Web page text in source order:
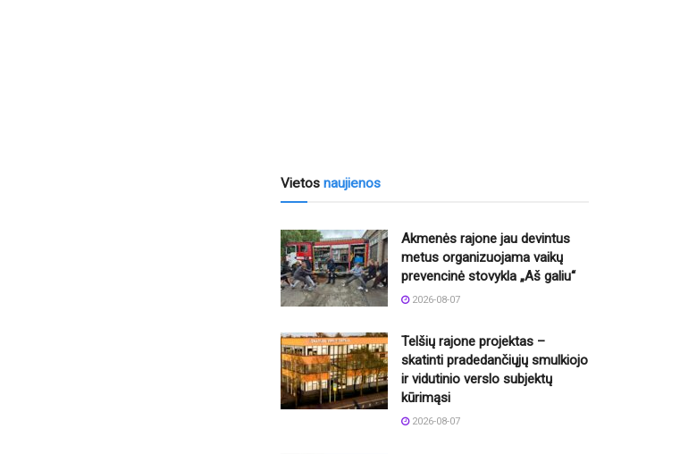
Vietos naujienos
Akmenės rajone jau devintus
metus organizuojama vaikų
prevencinė stovykla „Aš galiu“
2026-08-07
Telšių rajone projektas –
skatinti pradedančiųjų smulkiojo
ir vidutinio verslo subjektų
kūrimąsi
2026-08-07